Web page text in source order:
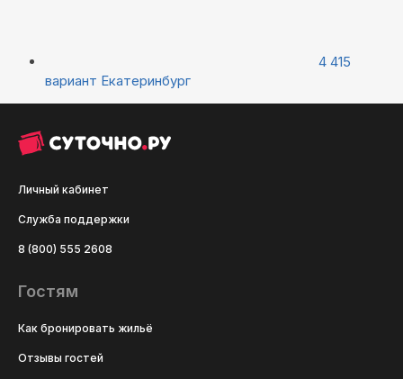
4 415
вариант Екатеринбург
Личный кабинет
Служба поддержки
8 (800) 555 2608
Гостям
Как бронировать жильё
Отзывы гостей